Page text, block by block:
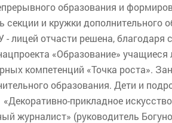
образования и
и кружки дополнительного
отчасти решена, благодаря
«Образование» учащиеся
компетенций «Точка роста».
образования. Дети и
прикладное
журналист» (руководитель